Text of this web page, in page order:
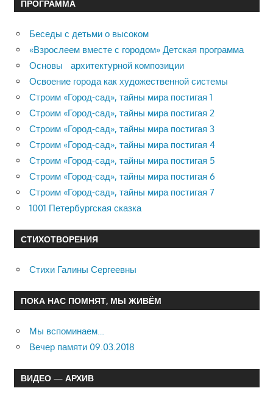
ПРОГРАММА
Беседы с детьми о высоком
«Взрослеем вместе с городом» Детская программа
Основы архитектурной композиции
Освоение города как художественной системы
Строим «Город-сад», тайны мира постигая 1
Строим «Город-сад», тайны мира постигая 2
Строим «Город-сад», тайны мира постигая 3
Строим «Город-сад», тайны мира постигая 4
Строим «Город-сад», тайны мира постигая 5
Строим «Город-сад», тайны мира постигая 6
Строим «Город-сад», тайны мира постигая 7
1001 Петербургская сказка
СТИХОТВОРЕНИЯ
Стихи Галины Сергеевны
ПОКА НАС ПОМНЯТ, МЫ ЖИВЁМ
Мы вспоминаем…
Вечер памяти 09.03.2018
ВИДЕО — АРХИВ